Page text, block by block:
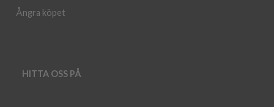
Ångra köpet
HITTA OSS PÅ